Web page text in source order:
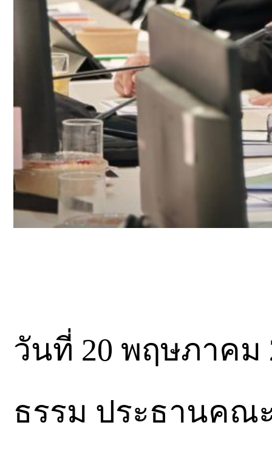
วันที่ 20 พฤษภาคม
ธรรม ประธานคณ